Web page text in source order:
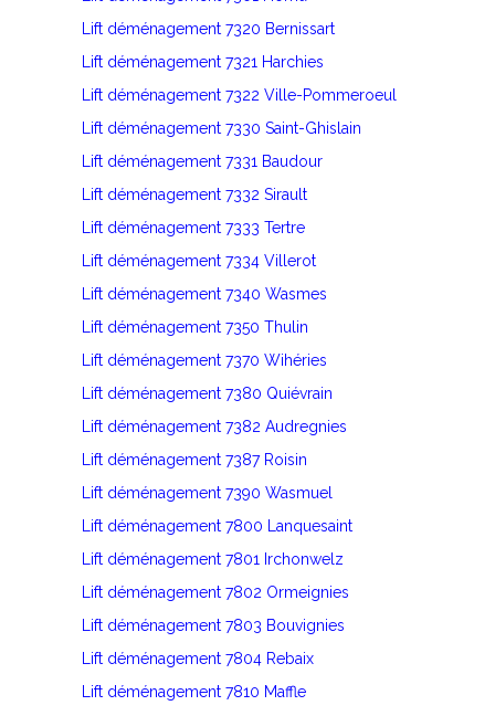
Lift déménagement 7320 Bernissart
Lift déménagement 7321 Harchies
Lift déménagement 7322 Ville-Pommeroeul
Lift déménagement 7330 Saint-Ghislain
Lift déménagement 7331 Baudour
Lift déménagement 7332 Sirault
Lift déménagement 7333 Tertre
Lift déménagement 7334 Villerot
Lift déménagement 7340 Wasmes
Lift déménagement 7350 Thulin
Lift déménagement 7370 Wihéries
Lift déménagement 7380 Quiévrain
Lift déménagement 7382 Audregnies
Lift déménagement 7387 Roisin
Lift déménagement 7390 Wasmuel
Lift déménagement 7800 Lanquesaint
Lift déménagement 7801 Irchonwelz
Lift déménagement 7802 Ormeignies
Lift déménagement 7803 Bouvignies
Lift déménagement 7804 Rebaix
Lift déménagement 7810 Maffle